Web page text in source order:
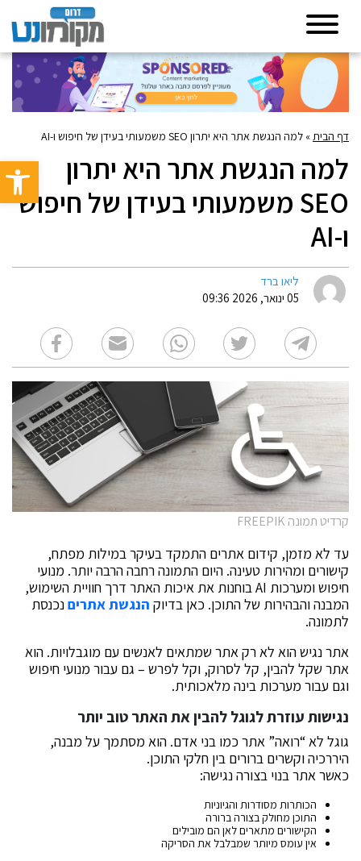
פתח
דף הבית» למה הנגשת אתר היא יתרון SEO משמעותי בעידן של חיפוש ו-AI
למה הנגשת אתר היא יתרון
SEO משמעותי בעידן של חיפוש
ו-AI
ליאו ברד
05 ינואר, 2026 09:36
קרדיט תמונה FREEPIK
עד לא מזמן, קידום אתרים התמקד בעיקר במילות מפתח,
קישורים ומהירות טעינה. היום התמונה רחבה הרבה יותר. מנועי
חיפוש ומערכות AI בוחנות את איכות האתר דרך חוויית השימוש,
המבנה והבהירות של התוכן. כאן בדיוק הנגשת אתריםנכנסת
לתמונה.
אתר נגיש הוא לא רק אתר שמתאים לאנשים עם מוגבלויות. הוא
אתר שקל להבין, קל לסרוק, וקל לפרש – גם עבור מנועי חיפוש
וגם עבור מערכות בינה מלאכותית.
נגישות עוזרת לגוגל להבין את האתר טוב יותר
גוגל לא “רואה” אתר כמו בני אדם. הוא מסתמך על מבנה,
היררכיה וקשרים ברורים בין חלקי התוכן.
כאשר אתר בנוי בצורה נגישה:
הכותרות מסודרות והגיוניות
התוכן מחולק בצורה ברורה
הקישורים מתארים לאן הם מובילים
אין עומס מיותר שמבלבל את הסריקה